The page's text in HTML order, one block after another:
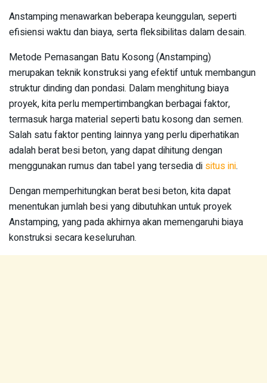
Anstamping menawarkan beberapa keunggulan, seperti
efisiensi waktu dan biaya, serta fleksibilitas dalam desain.
Metode Pemasangan Batu Kosong (Anstamping)
merupakan teknik konstruksi yang efektif untuk membangun
struktur dinding dan pondasi. Dalam menghitung biaya
proyek, kita perlu mempertimbangkan berbagai faktor,
termasuk harga material seperti batu kosong dan semen.
Salah satu faktor penting lainnya yang perlu diperhatikan
adalah berat besi beton, yang dapat dihitung dengan
menggunakan rumus dan tabel yang tersedia di situs ini.
Dengan memperhitungkan berat besi beton, kita dapat
menentukan jumlah besi yang dibutuhkan untuk proyek
Anstamping, yang pada akhirnya akan memengaruhi biaya
konstruksi secara keseluruhan.